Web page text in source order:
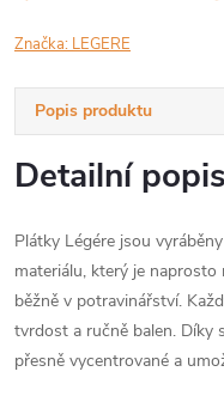
Značka: LEGERE
Popis produktu
Detailní
Plátky Légére jsou
materiálu, který je naprosto
běžně v potravinářství.
tvrdost a ručně balen. Díky
přesně vycentrované a